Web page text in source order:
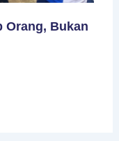
Orang, Bukan